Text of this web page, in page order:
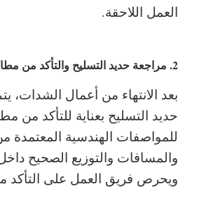
العمل اللاحقة.
2. مراجعة حديد التسليح والتأكد من مطابقتها للمخططات
بعد الانتهاء من أعمال
حديد التسليح بعناية للتأكد من
للمواصفات الهندسية المعتمدة
والمسافات والتوزيع الصحيح
ويحرص فريق العمل على التأكد